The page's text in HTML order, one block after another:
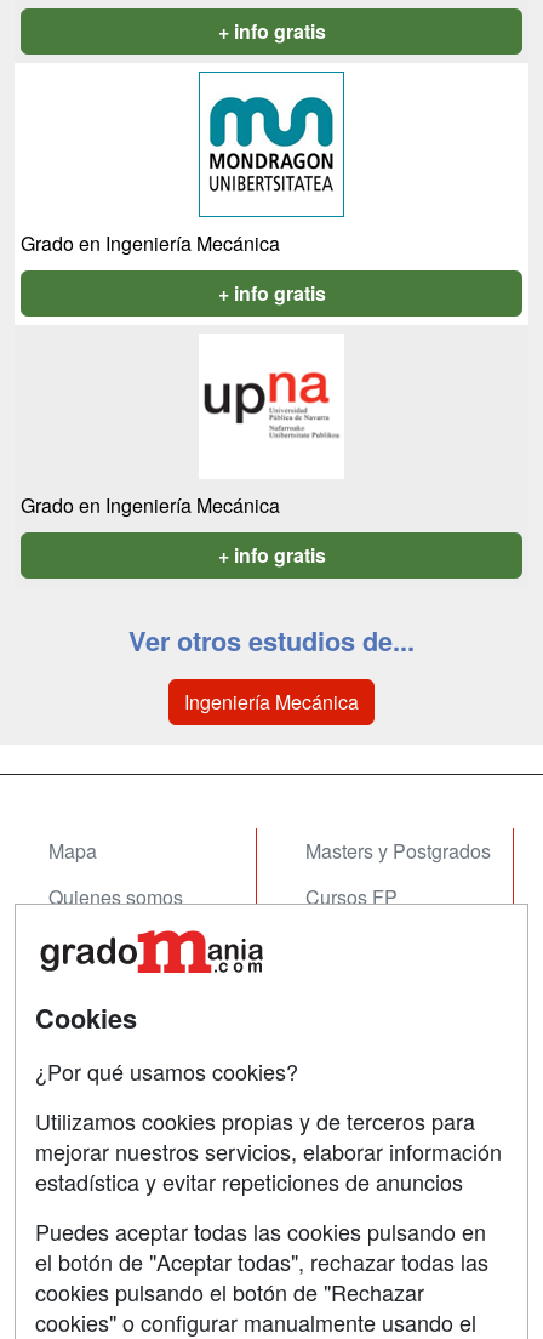
+ info gratis
Grado en Ingeniería Mecánica
+ info gratis
Grado en Ingeniería Mecánica
+ info gratis
Ver otros estudios de...
Ingeniería Mecánica
Mapa
Quienes somos
Tarifas publicidad
Acceso Centros
Masters y Postgrados
Cursos FP
Contactar
Confidencialidad
Aviso legal
Copyleft
Cookies
¿Por qué usamos cookies?
Utilizamos cookies propias y de terceros para
mejorar nuestros servicios, elaborar información
estadística y evitar repeticiones de anuncios
Puedes aceptar todas las cookies pulsando en
el botón de "Aceptar todas", rechazar todas las
cookies pulsando el botón de "Rechazar
cookies" o configurar manualmente usando el